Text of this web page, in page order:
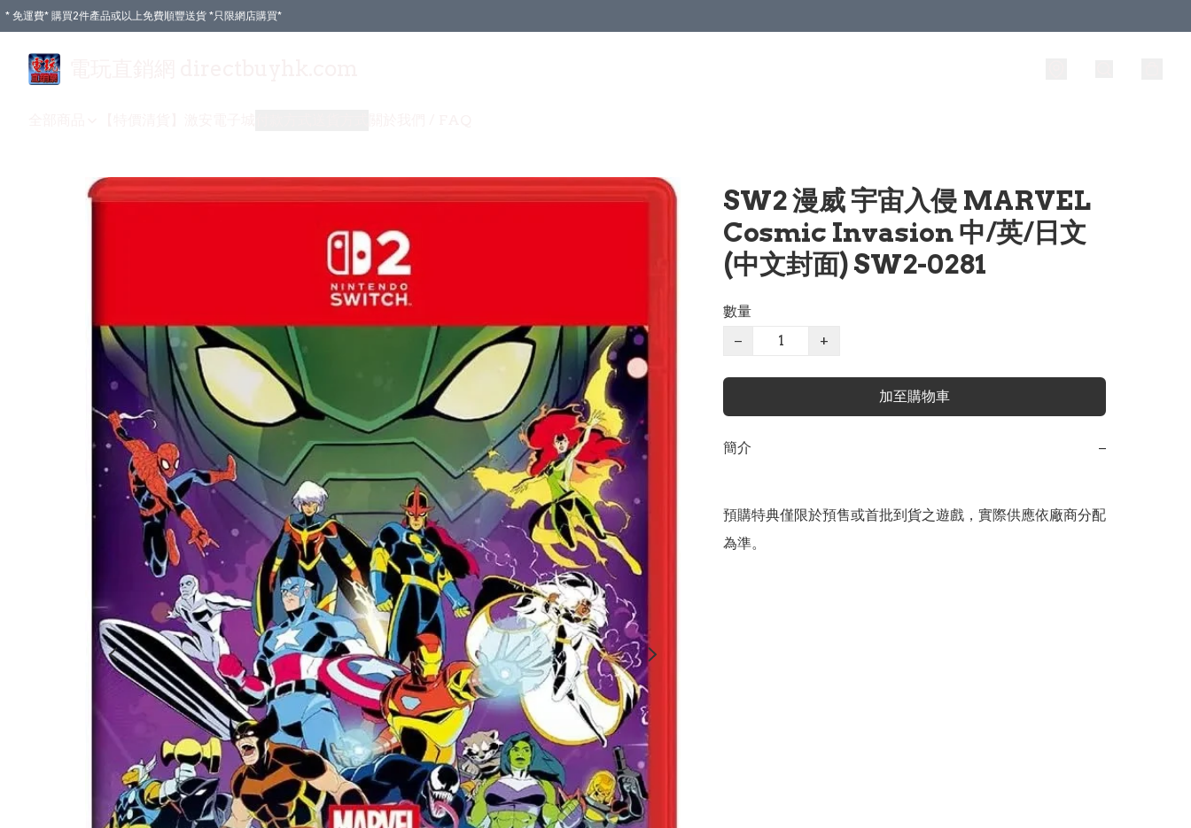
* 免運費* 購買2件產品或以上免費順豐送貨 *只限網店購買*
SW2 漫威 宇宙入侵 MARVEL
Cosmic Invasion 中/英/日文
(中文封面) SW2-0281
數量
−
+
加至購物車
簡介 −
預購特典僅限於預售或首批到貨之遊戲，實際供應依廠商分配
為準。